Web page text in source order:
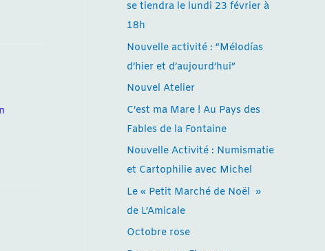
se tiendra le lundi 23 février à
18h
Nouvelle activité : “Mélodías
d’hier et d’aujourd’hui”
Nouvel Atelier
C’est ma Mare ! Au Pays des
Fables de la Fontaine
Nouvelle Activité : Numismatie
et Cartophilie avec Michel
Le « Petit Marché de Noël »
de L’Amicale
Octobre rose